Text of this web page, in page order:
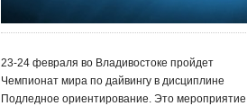
23-24 февраля во Владивостоке пройдет
Чемпионат мира по дайвингу в дисциплине
Подледное ориентирование. Это